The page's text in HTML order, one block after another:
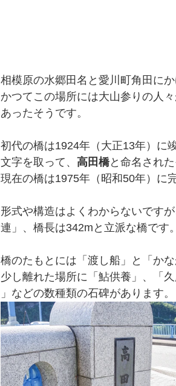
相模原の水郷田名と愛川町角田に
かつてこの場所には大山参りの人
あったそうです。
初代の橋は1924年（大正13年）に
文字を取って、 高田橋と命名された
現在の橋は1975年（昭和50年）に
形式や構造はよくわからないです
連」、橋長は342mと立派な橋です。
橋のたもとには「渡し船」と「か
少し離れた場所に「鮎供養」、「
」などの数種類の石碑があります。